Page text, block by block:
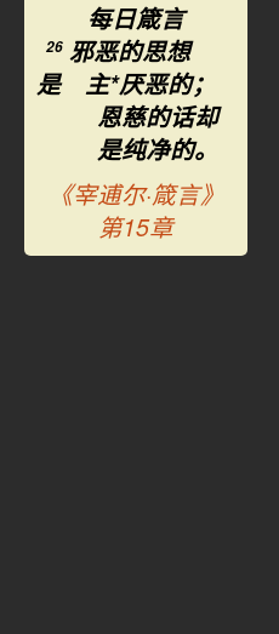
每日箴言
26 邪恶的思想
是 主*厌恶的；
恩慈的话却
是纯净的。
《宰逋尔·箴言》
第15章